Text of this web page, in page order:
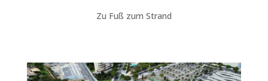
Zu Fuß zum Strand